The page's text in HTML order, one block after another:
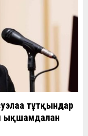
тұтқындар
ықшамдалған